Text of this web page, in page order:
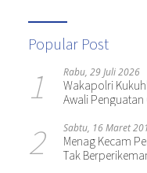
Popular Post
1 Rabu, 29 Juli 2026
Wakapolri
Awali
2 Sabtu, 16 Maret
Menag Kecam
Tak